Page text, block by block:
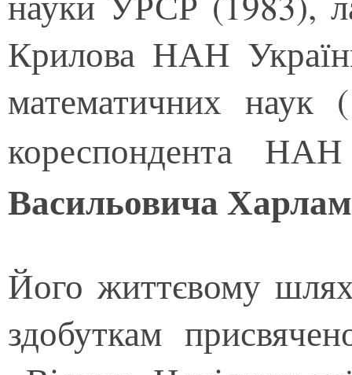
Крилова НАН
математичних наук
кореспондента
Васильовича
Його життєвому
здобуткам